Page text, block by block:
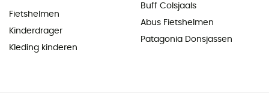
Fietshelmen
Kinderdrager
Kleding kinderen
Buff Colsjaals
Abus Fietshelmen
Patagonia Donsjassen